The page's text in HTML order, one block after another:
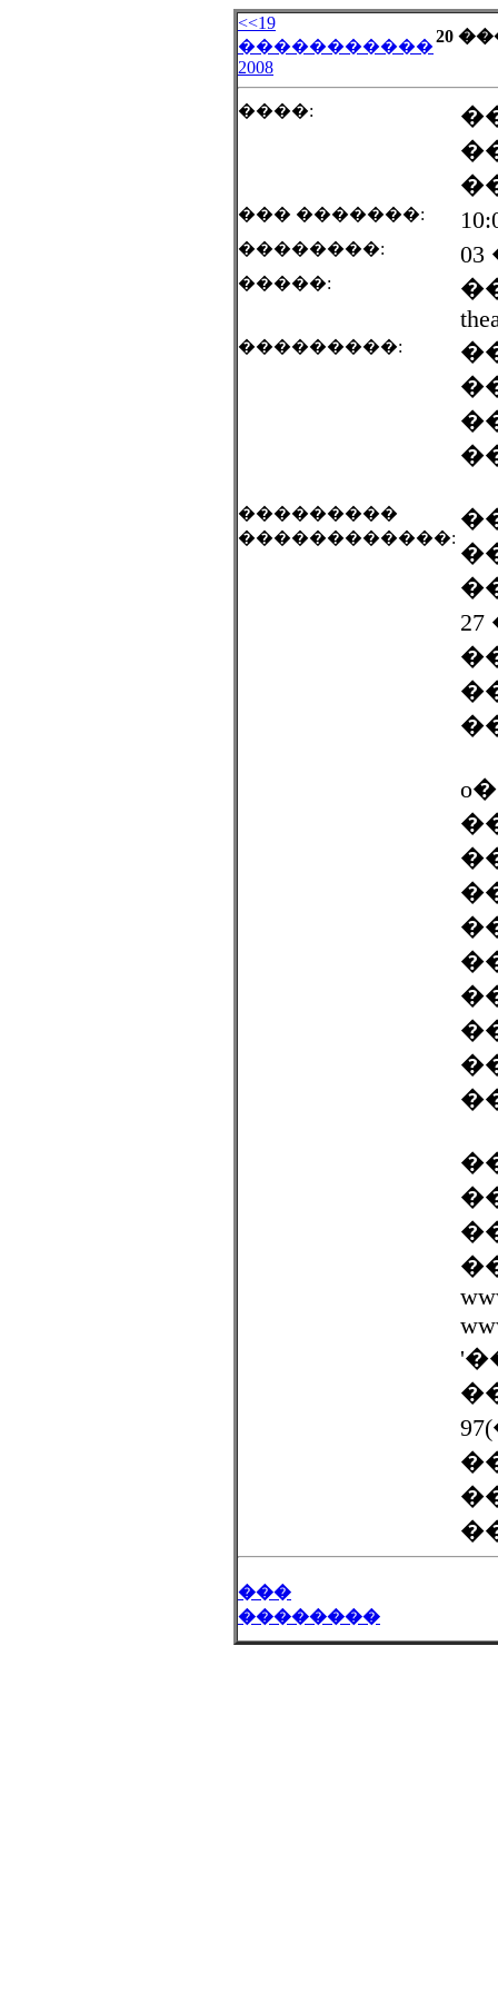
<<19
�����������
2008
20
����:
��� �������:
��������:
�����:
���������:
���������
������������:
���
��������